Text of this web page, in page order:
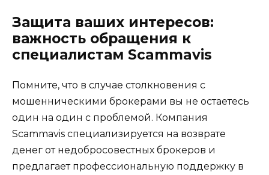
Защита ваших интересов:
важность обращения к
специалистам Scammavis
Помните, что в случае столкновения с
мошенническими брокерами вы не остаетесь
один на один с проблемой. Компания
Scammavis специализируется на возврате
денег от недобросовестных брокеров и
предлагает профессиональную поддержку в